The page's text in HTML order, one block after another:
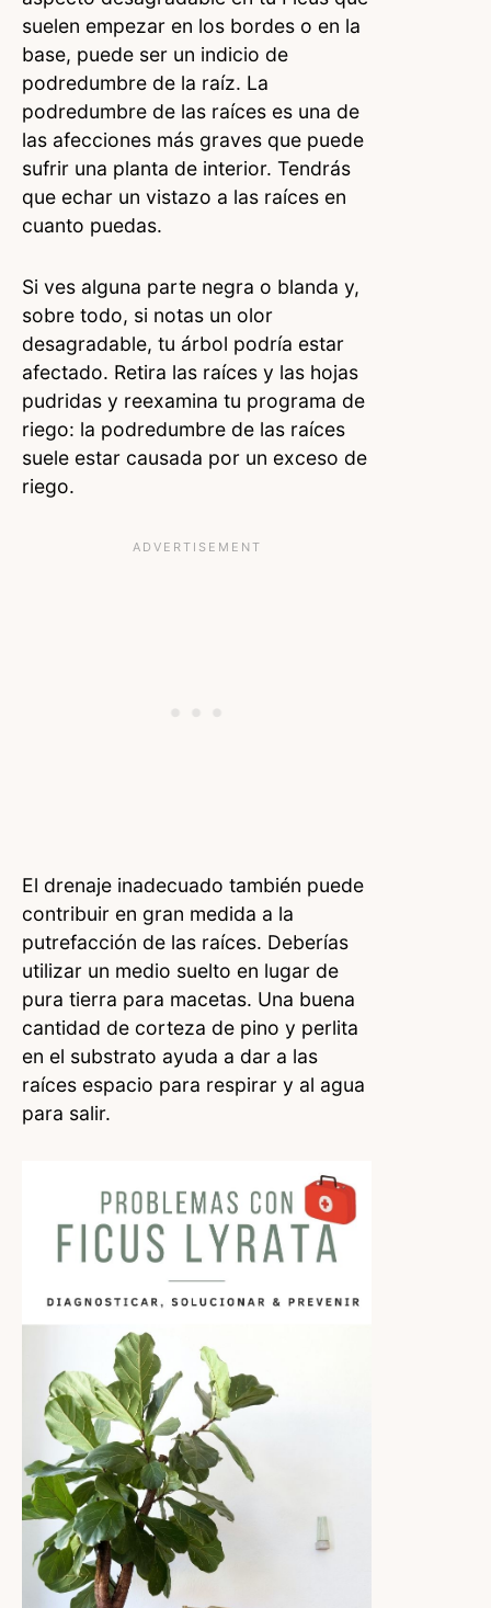
suelen empezar en los bordes o en la
base, puede ser un indicio de
podredumbre de la raíz. La
podredumbre de las raíces es una de
las afecciones más graves que puede
sufrir una planta de interior. Tendrás
que echar un vistazo a las raíces en
cuanto puedas.
Si ves alguna parte negra o blanda y,
sobre todo, si notas un olor
desagradable, tu árbol podría estar
afectado. Retira las raíces y las hojas
pudridas y reexamina tu programa de
riego: la podredumbre de las raíces
suele estar causada por un exceso de
riego.
El drenaje inadecuado también puede
contribuir en gran medida a la
putrefacción de las raíces. Deberías
utilizar un medio suelto en lugar de
pura tierra para macetas. Una buena
cantidad de corteza de pino y perlita
en el substrato ayuda a dar a las
raíces espacio para respirar y al agua
para salir.